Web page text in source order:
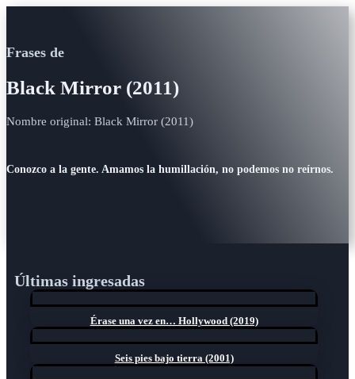
Frases de
Black Mirror (2011)
Nombre original: Black Mirror (2011)
Conozco a la gente. Amamos la humillación, no podemos no reírnos.
Últimas ingresadas
Érase una vez en… Hollywood (2019)
Seis pies bajo tierra (2001)